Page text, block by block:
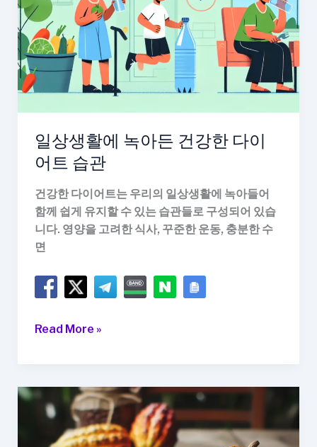
일상생활에 녹아든 건강한 다이
어트 습관
건강한 다이어트는 우리의 일상생활에 녹아들어
함께 쉽게 유지할 수 있는 습관들로 구성되어 있습
니다. 영양을 고려한 식사, 꾸준한 운동, 충분한 수
면
일
에
Read More »